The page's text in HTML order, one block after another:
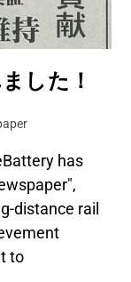
した！
has
distance rail
to